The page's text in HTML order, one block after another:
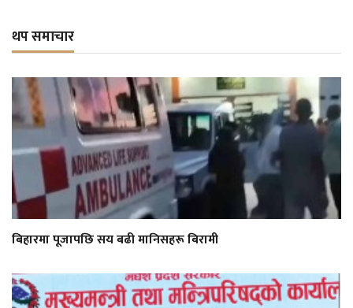
थप समाचार
बिहारमा पूजापछि सय बढी मानिसहरू बिरामी